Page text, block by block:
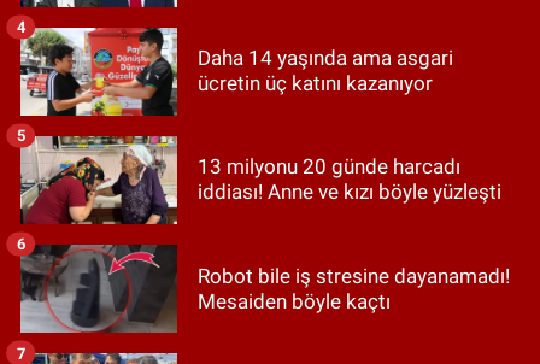
Daha 14 yaşında ama asgari
ücretin üç katını kazanıyor
4
13 milyonu 20 günde harcadı
iddiası! Anne ve kızı böyle yüzleşti
5
Robot bile iş stresine dayanamadı!
Mesaiden böyle kaçtı
6
7